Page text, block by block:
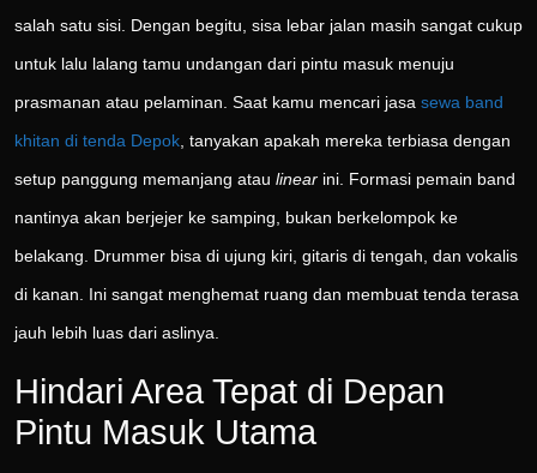
salah satu sisi. Dengan begitu, sisa lebar jalan masih sangat cukup
untuk lalu lalang tamu undangan dari pintu masuk menuju
prasmanan atau pelaminan. Saat kamu mencari jasa sewa band
khitan di tenda Depok , tanyakan apakah mereka terbiasa dengan
setup panggung memanjang atau linear ini. Formasi pemain band
nantinya akan berjejer ke samping, bukan berkelompok ke
belakang. Drummer bisa di ujung kiri, gitaris di tengah, dan vokalis
di kanan. Ini sangat menghemat ruang dan membuat tenda terasa
jauh lebih luas dari aslinya.
Hindari Area Tepat di Depan
Pintu Masuk Utama